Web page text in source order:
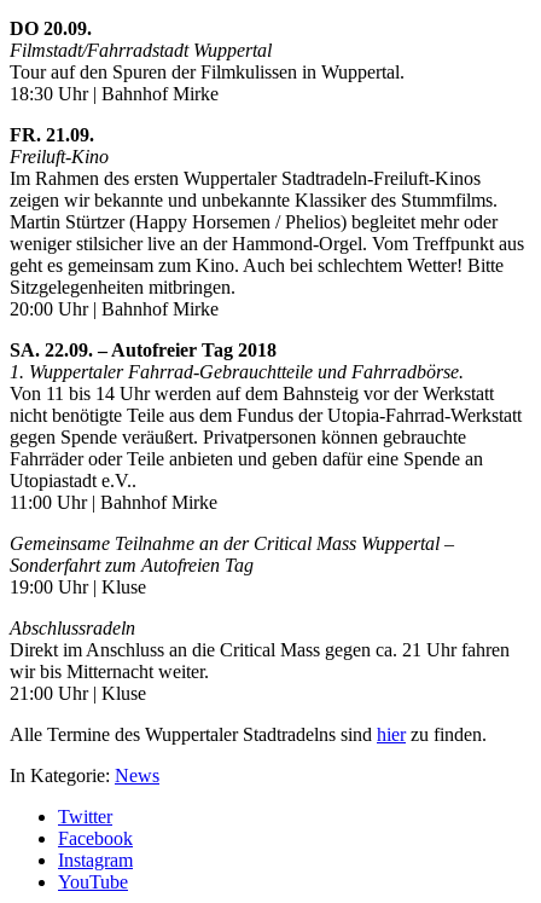
DO 20.09.
Filmstadt/Fahrradstadt Wuppertal
Tour auf den Spuren der Filmkulissen in Wuppertal.
18:30 Uhr | Bahnhof Mirke
FR. 21.09.
Freiluft-Kino
Im Rahmen des ersten Wuppertaler Stadtradeln-Freiluft-Kinos
zeigen wir bekannte und unbekannte Klassiker des Stummfilms.
Martin Stürtzer (Happy Horsemen / Phelios) begleitet mehr oder
weniger stilsicher live an der Hammond-Orgel. Vom Treffpunkt aus
geht es gemeinsam zum Kino. Auch bei schlechtem Wetter! Bitte
Sitzgelegenheiten mitbringen.
20:00 Uhr | Bahnhof Mirke
SA. 22.09. – Autofreier Tag 2018
1. Wuppertaler Fahrrad-Gebrauchtteile und Fahrradbörse.
Von 11 bis 14 Uhr werden auf dem Bahnsteig vor der Werkstatt
nicht benötigte Teile aus dem Fundus der Utopia-Fahrrad-Werkstatt
gegen Spende veräußert. Privatpersonen können gebrauchte
Fahrräder oder Teile anbieten und geben dafür eine Spende an
Utopiastadt e.V..
11:00 Uhr | Bahnhof Mirke
Gemeinsame Teilnahme an der Critical Mass Wuppertal –
Sonderfahrt zum Autofreien Tag
19:00 Uhr | Kluse
Abschlussradeln
Direkt im Anschluss an die Critical Mass gegen ca. 21 Uhr fahren
wir bis Mitternacht weiter.
21:00 Uhr | Kluse
Alle Termine des Wuppertaler Stadtradelns sind hierzu finden.
In Kategorie: News
Twitter
Facebook
Instagram
YouTube